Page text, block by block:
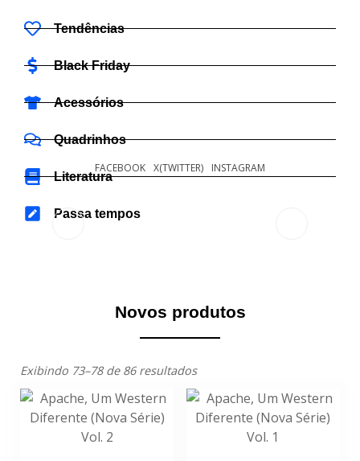
Tendências
Black Friday
Acessórios
Quadrinhos
Literatura
Passa tempos
FACEBOOK X(TWITTER) INSTAGRAM
Novos produtos
Exibindo 73–78 de 86 resultados